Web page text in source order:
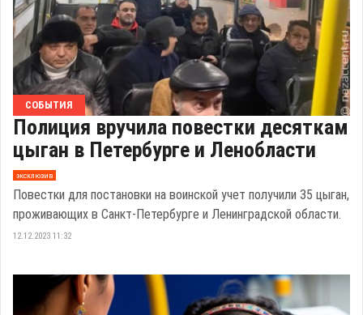
СОБЫТИЯ
Полиция вручила повестки десяткам
цыган в Петербурге и Ленобласти
эксклюзив
Повестки для постановки на воинской учет получили 35 цыган,
проживающих в Санкт-Петербурге и Ленинградской области.
12.12.2023 11:32